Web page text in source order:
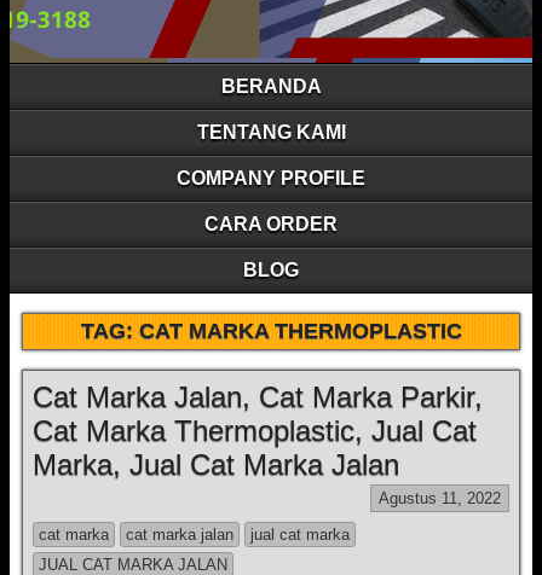
BERANDA
TENTANG KAMI
COMPANY PROFILE
CARA ORDER
BLOG
TAG:CAT MARKA THERMOPLASTIC
Cat Marka Jalan, Cat Marka Parkir,
Cat Marka Thermoplastic, Jual Cat
Marka, Jual Cat Marka Jalan
Agustus 11, 2022
cat marka
cat marka jalan
jual cat marka
JUAL CAT MARKA JALAN